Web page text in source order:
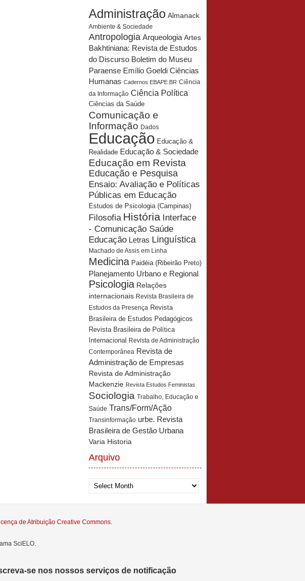
Administração Almanack
Ambiente & Sociedade
Antropologia Arqueologia Artes
Bakhtiniana: Revista de Estudos
do Discurso Boletim do Museu
Paraense Emílio Goeldi Ciências
Humanas Cadernos EBAPE.BR Ciência
da Informação Ciência Política
Ciências da Saúde
Comunicação e
Informação Dados
Educação Educação &
Realidade Educação & Sociedade
Educação em Revista
Educação e Pesquisa
Ensaio: Avaliação e Políticas
Públicas em Educação
Estudos de Psicologia (Campinas)
Filosofia História Interface
- Comunicação Saúde
Educação Letras Linguística
Machado de Assis em Linha
Medicina Paidéia (Ribeirão Preto)
Planejamento Urbano e Regional
Psicologia Relações
internacionais Revista Brasileira de
Estudos da Presença Revista
Brasileira de Estudos Pedagógicos
Revista Brasileira de Política
Internacional Revista de Administração
Contemporânea Revista de
Administração de Empresas
Revista de Administração
Mackenzie Revista Estudos Feministas
Sociologia Trabalho, Educação e
Saúde Trans/Form/Ação
Transinformação urbe. Revista
Brasileira de Gestão Urbana
Varia Historia
Arquivo
Arquivo
de Atribuição Creative Commons.
SciELO.
se nos nossos serviços de notificação